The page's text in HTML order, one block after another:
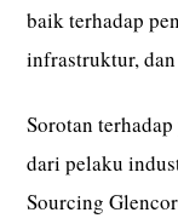
baik terhadap
infrastruktur,
Sorotan
dari pelaku
Sourcing